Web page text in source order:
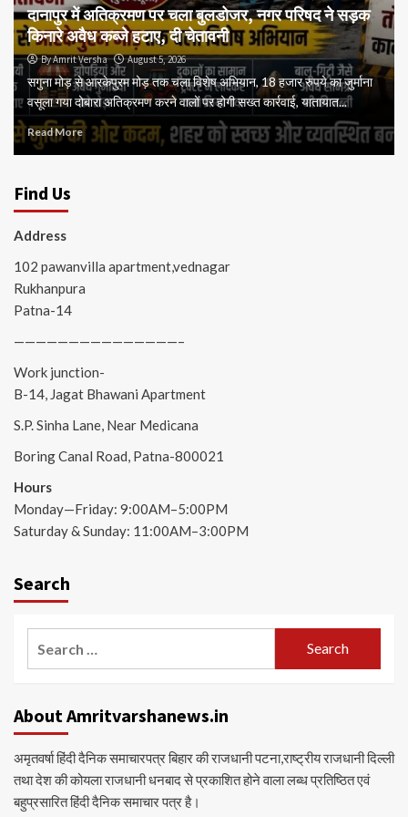
दानापुर में अतिक्रमण पर चला बुलडोजर, नगर परिषद ने सड़क
किनारे अवैध कब्जे हटाए, दी चेतावनी
By Amrit Versha August 5, 2026
सगुना मोड़ से आरकेपुरम मोड़ तक चला विशेष अभियान, 18 हजार रुपये का जुर्माना
वसूला गया दोबारा अतिक्रमण करने वालों पर होगी सख्त कार्रवाई, यातायात...
Read More
Find Us
Address
102 pawanvilla apartment,vednagar
Rukhanpura
Patna-14
———————————————–
Work junction-
B-14, Jagat Bhawani Apartment
S.P. Sinha Lane, Near Medicana
Boring Canal Road, Patna-800021
Hours
Monday—Friday: 9:00AM–5:00PM
Saturday & Sunday: 11:00AM–3:00PM
Search
About Amritvarshanews.in
अमृतवर्षा हिंदी दैनिक समाचारपत्र बिहार की राजधानी पटना,राष्ट्रीय राजधानी दिल्ली
तथा देश की कोयला राजधानी धनबाद से प्रकाशित होने वाला लब्ध प्रतिष्ठित एवं
बहुप्रसारित हिंदी दैनिक समाचार पत्र है।